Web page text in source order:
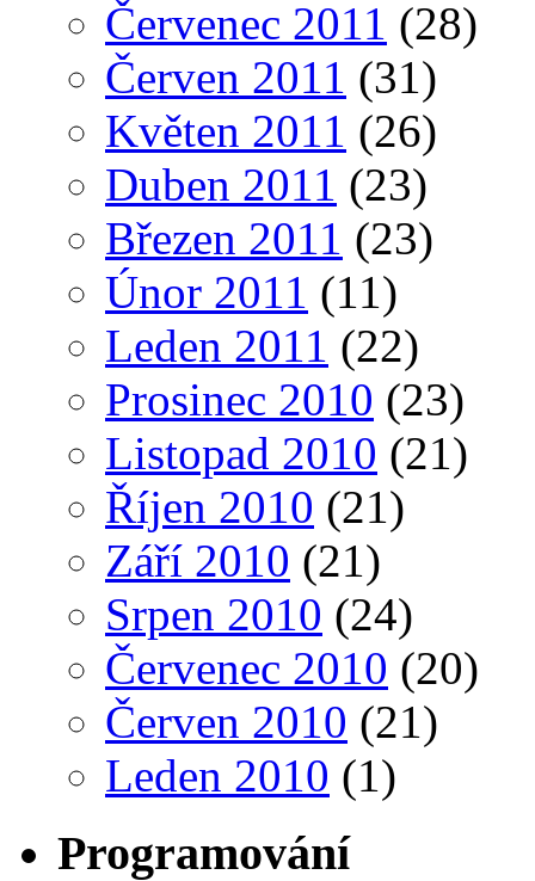
Červenec 2011 (28)
Červen 2011 (31)
Květen 2011 (26)
Duben 2011 (23)
Březen 2011 (23)
Únor 2011 (11)
Leden 2011 (22)
Prosinec 2010 (23)
Listopad 2010 (21)
Říjen 2010 (21)
Září 2010 (21)
Srpen 2010 (24)
Červenec 2010 (20)
Červen 2010 (21)
Leden 2010 (1)
Programování